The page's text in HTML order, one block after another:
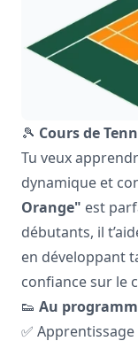
🎾 Cours de
Tu veux
dynamique et
Orange" est
débutants, il
en développant
confiance sur le
👟 Au
✅